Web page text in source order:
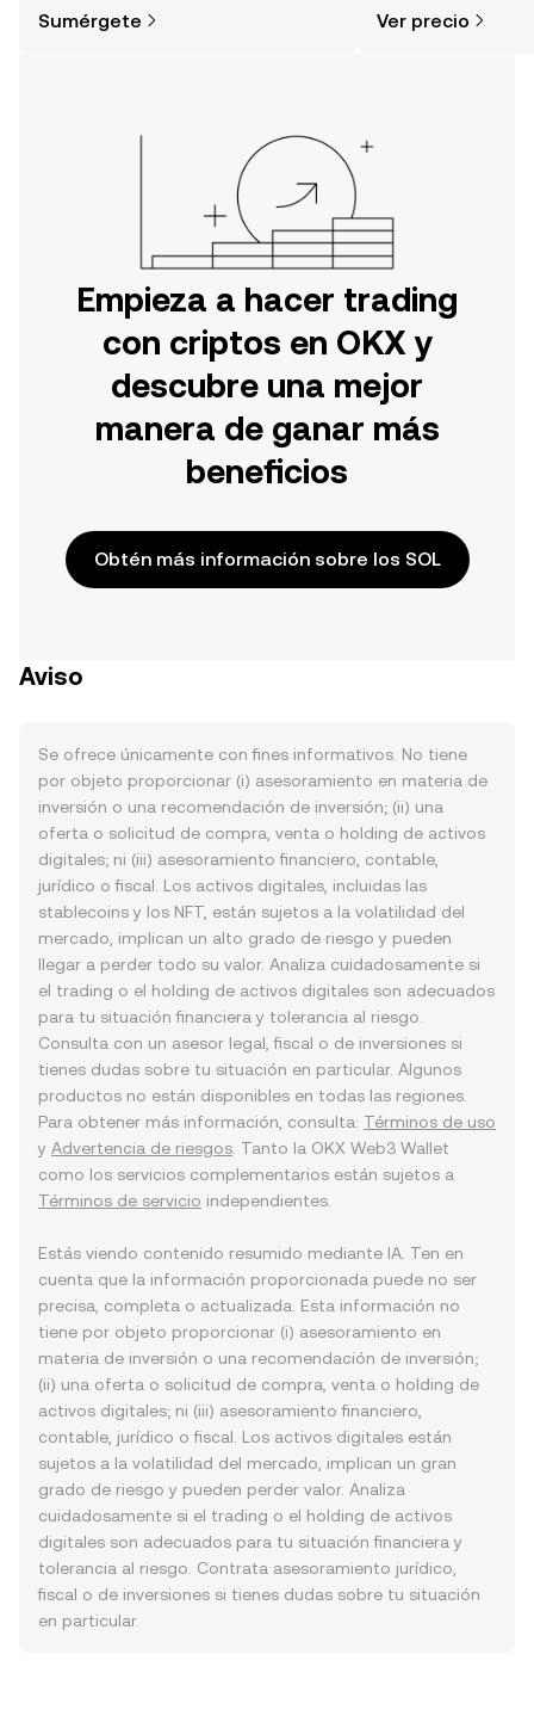
tu aventura en la aplicación móvil de
Sumérgete Ver precio
Empieza a hacer trading
con criptos en OKX y
descubre una mejor
manera de ganar más
beneficios
Obtén más información sobre los SOL
Aviso
Se ofrece únicamente con fines informativos. No tiene
por objeto proporcionar (i) asesoramiento en materia de
inversión o una recomendación de inversión; (ii) una
oferta o solicitud de compra, venta o holding de activos
digitales; ni (iii) asesoramiento financiero, contable,
jurídico o fiscal. Los activos digitales, incluidas las
stablecoins y los NFT, están sujetos a la volatilidad del
mercado, implican un alto grado de riesgo y pueden
llegar a perder todo su valor. Analiza cuidadosamente si
el trading o el holding de activos digitales son adecuados
para tu situación financiera y tolerancia al riesgo.
Consulta con un asesor legal, fiscal o de inversiones si
tienes dudas sobre tu situación en particular. Algunos
productos no están disponibles en todas las regiones.
Para obtener más información, consulta: Términos de uso
y Advertencia de riesgos . Tanto la OKX Web3 Wallet
como los servicios complementarios están sujetos a
Términos de servicio independientes.
Estás viendo contenido resumido mediante IA. Ten en
cuenta que la información proporcionada puede no ser
precisa, completa o actualizada. Esta información no
tiene por objeto proporcionar (i) asesoramiento en
materia de inversión o una recomendación de inversión;
(ii) una oferta o solicitud de compra, venta o holding de
activos digitales; ni (iii) asesoramiento financiero,
contable, jurídico o fiscal. Los activos digitales están
sujetos a la volatilidad del mercado, implican un gran
grado de riesgo y pueden perder valor. Analiza
cuidadosamente si el trading o el holding de activos
digitales son adecuados para tu situación financiera y
tolerancia al riesgo. Contrata asesoramiento jurídico,
fiscal o de inversiones si tienes dudas sobre tu situación
en particular.